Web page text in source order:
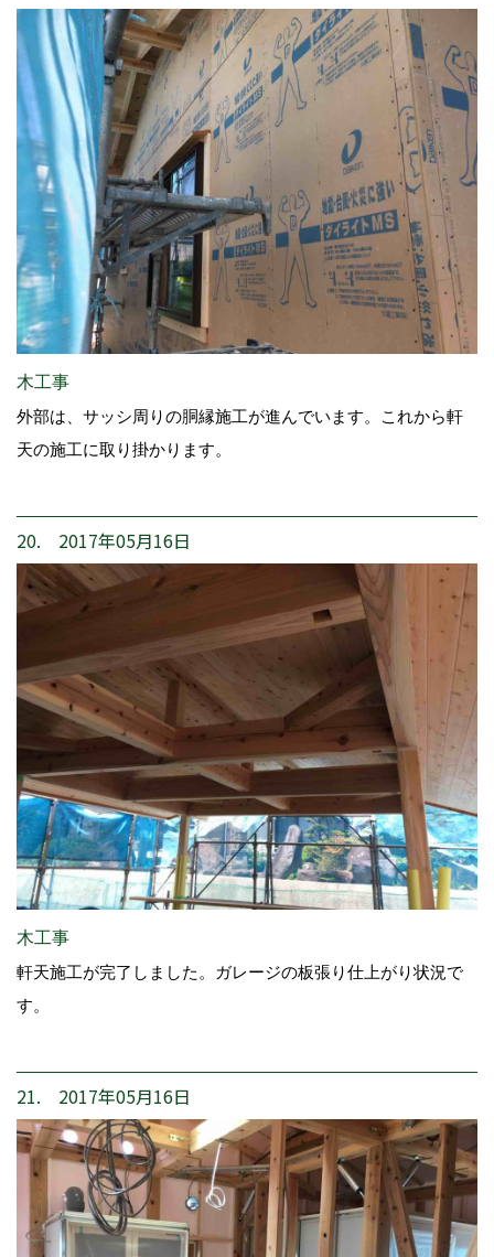
木工事
外部は、サッシ周りの胴縁施工が進んでいます。これから軒
天の施工に取り掛かります。
20. 2017年05月16日
木工事
軒天施工が完了しました。ガレージの板張り仕上がり状況で
す。
21. 2017年05月16日